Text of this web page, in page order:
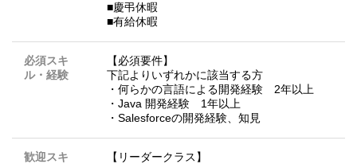
■慶弔休暇
■有給休暇
必須スキ
ル・経験
【必須要件】
下記よりいずれかに該当する方
・何らかの言語による開発経験 2年以上
・Java 開発経験 1年以上
・Salesforceの開発経験、知見
歓迎スキ
【リーダークラス】